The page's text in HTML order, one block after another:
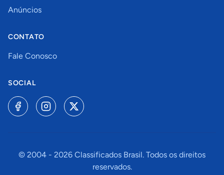
Anúncios
CONTATO
Fale Conosco
SOCIAL
© 2004 - 2026 Classificados Brasil. Todos os direitos
reservados.